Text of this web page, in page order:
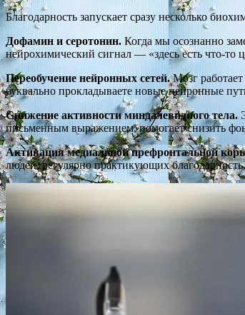
Благодарность запускает сразу несколько
Дофамин и серотонин. Когда мы осознанно
нейрохимический сигнал — «здесь есть что-то
Переобучение нейронных сетей.Мозг
буквально прокладываете новые нейронные
Снижение активности миндалевидного тела.
письменным выражением, помогает снизить
Активация медиальной префронтальной
людей, регулярно практикующих